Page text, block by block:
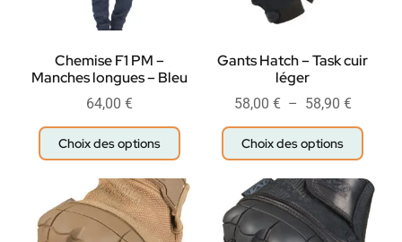
Chemise F1 PM –
Manches longues – Bleu
64,00 €
Choix des options
Gants Hatch – Task cuir
léger
58,00 € – 58,90 €
Choix des options